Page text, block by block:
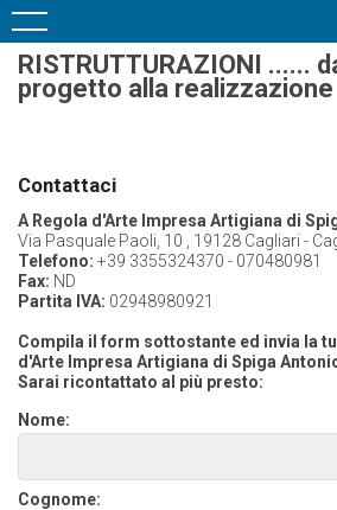
RISTRUTTURAZIONI ......
progetto alla realizzazione
Contattaci
A Regola d'Arte Impresa Artigiana di
Via Pasquale Paoli, 10 , 19128 Cagliari -
Telefono: +39 3355324370 - 070480981
Fax: ND
Partita IVA: 02948980921
Compila il form sottostante ed invia la
d'Arte Impresa Artigiana di Spiga
Sarai ricontattato al più presto:
Nome:
Cognome: